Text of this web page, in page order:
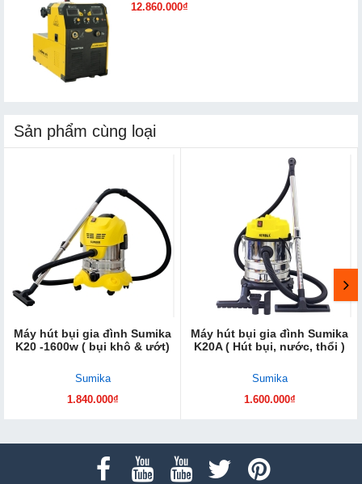
12.860.000₫
Sản phẩm cùng loại
Máy hút bụi gia đình Sumika
K20 -1600w ( bụi khô & ướt)
Sumika
1.840.000₫
Máy hút bụi gia đình Sumika
K20A ( Hút bụi, nước, thổi )
Sumika
1.600.000₫